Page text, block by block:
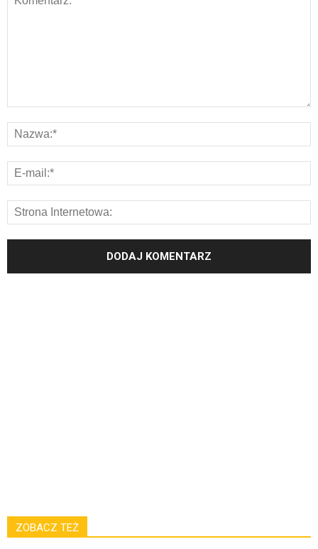
ZOBACZ TEŻ